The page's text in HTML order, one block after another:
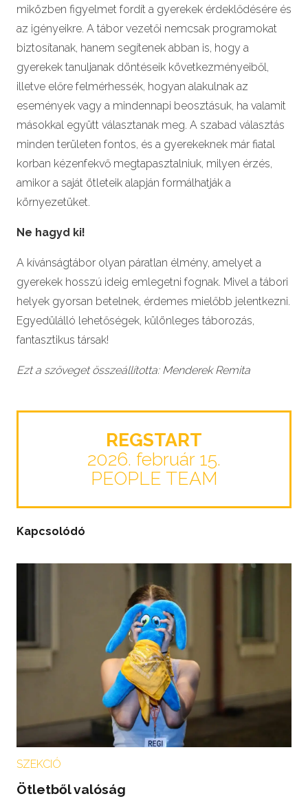
miközben figyelmet fordít a gyerekek érdeklődésére és
az igényeikre. A tábor vezetői nemcsak programokat
biztosítanak, hanem segítenek abban is, hogy a
gyerekek tanuljanak döntéseik következményeiből,
illetve előre felmérhessék, hogyan alakulnak az
események vagy a mindennapi beosztásuk, ha valamit
másokkal együtt választanak meg. A szabad választás
minden területen fontos, és a gyerekeknek már fiatal
korban kézenfekvő megtapasztalniuk, milyen érzés,
amikor a saját ötleteik alapján formálhatják a
környezetüket.
Ne hagyd ki!
A kívánságtábor olyan páratlan élmény, amelyet a
gyerekek hosszú ideig emlegetni fognak. Mivel a tábori
helyek gyorsan betelnek, érdemes mielőbb jelentkezni.
Egyedülálló lehetőségek, különleges táborozás,
fantasztikus társak!
Ezt a szöveget összeállította: Menderek Remita
REGSTART
2026. február 15.
PEOPLE TEAM
Kapcsolódó
SZEKCIÓ
Ötletből valóság